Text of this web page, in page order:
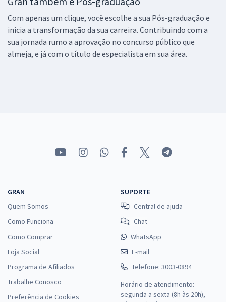
Com apenas um clique, você escolhe a sua Pós-graduação e
inicia a transformação da sua carreira. Contribuindo com a
sua jornada rumo a aprovação no concurso público que
almeja, e já com o título de especialista em sua área.
GRAN
Quem Somos
Como Funciona
Como Comprar
Loja Social
Programa de Afiliados
Trabalhe Conosco
Preferência de Cookies
SUPORTE
Central de ajuda
Chat
WhatsApp
E-mail
Telefone: 3003-0894
Horário de atendimento:
segunda a sexta (8h às 20h),